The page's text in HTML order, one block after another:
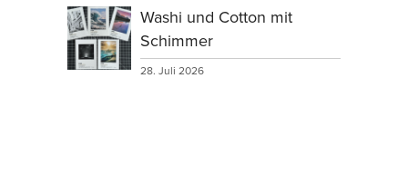
Washi und Cotton mit
Schimmer
28. Juli 2026